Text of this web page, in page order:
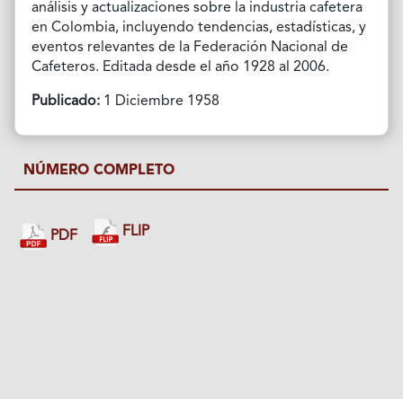
análisis y actualizaciones sobre la industria cafetera
en Colombia, incluyendo tendencias, estadísticas, y
eventos relevantes de la Federación Nacional de
Cafeteros. Editada desde el año 1928 al 2006.
Publicado:1 Diciembre 1958
NÚMERO COMPLETO
PDF FLIP